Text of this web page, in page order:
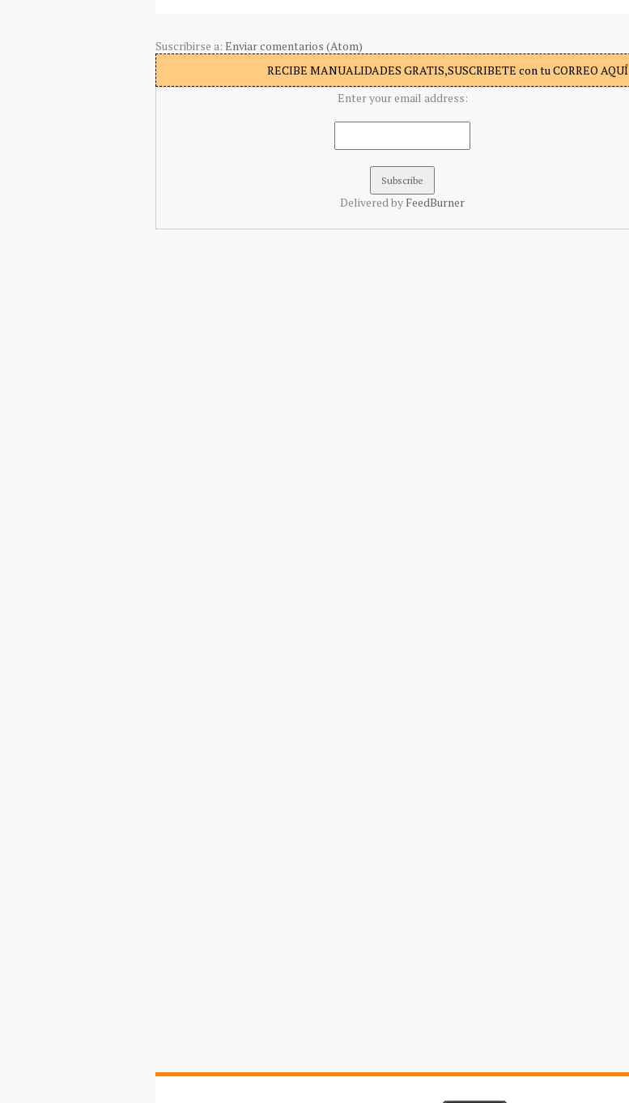
Suscribirse a: Enviar comentarios (Atom)
RECIBE MANUALIDADES GRATIS,SUSCRIBETE con tu CORREO AQUÍ
Enter your email address:
Delivered by FeedBurner